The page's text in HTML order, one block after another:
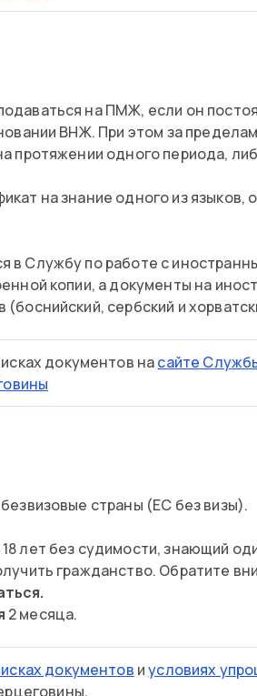
на ПМЖ, если он
ВНЖ. При этом за
протяжении одного периода,
на знание одного из
в Службу по работе с
копии, а документы на
сербский и
документов насайте
безвизовые страны (ЕС без визы).
лет без судимости, знающий
гражданство. Обратите
2 месяца.
документов иусловиях